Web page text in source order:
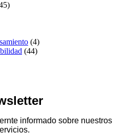
(4)
(44)
informado sobre nuestros